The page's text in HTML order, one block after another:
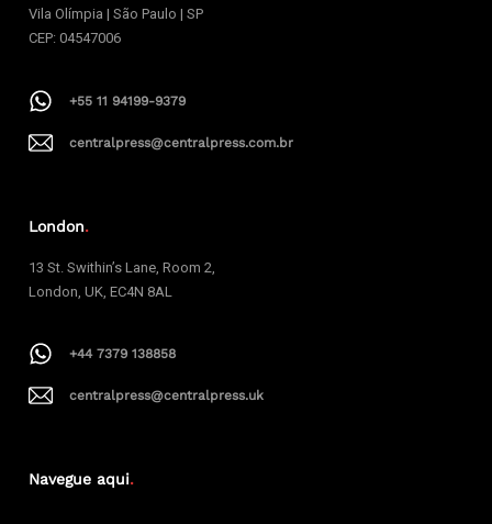
Vila Olímpia | São Paulo | SP
CEP: 04547006
+55 11 94199-9379
centralpress@centralpress.com.br
London.
13 St. Swithin’s Lane, Room 2,
London, UK, EC4N 8AL
+44 7379 138858
centralpress@centralpress.uk
Navegue aqui.